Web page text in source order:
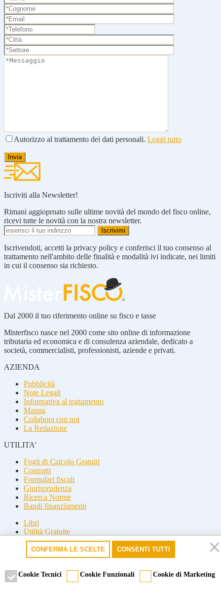
Autorizzo al trattamento dei dati personali. Leggi tutto
Iscriviti alla Newsletter!
Rimani aggioprnato sulle ultime novità del mondo del fisco online,
ricevi tutte le novità con la nostra newsletter.
Iscrivendoti, accetti la privacy policy e conferisci il tuo consenso al
trattamento nell'ambito delle finalità e modalità ivi indicate, nei limiti
in cui il consenso sia richiesto.
Dal 2000 il tuo riferimento online su fisco e tasse
Misterfisco nasce nel 2000 come sito online di informazione
tributaria ed economica e di consulenza aziendale, dedicato a
società, commercialisti, professionisti, aziende e privati.
AZIENDA
Pubblicità
Note Legali
Informativa al trattamento
Mappa
Collabora con noi
La Redazione
UTILITA'
Fogli di Calcolo Gratuiti
Contratti
Formulari fiscali
Giurisprudenza
Ricerca Norme
Bandi finanziamenti
Libri
Utilità Gratuite
Guide fiscali
Seguici
Seguici
CONFERMA LE SCELTE CONSENTI TUTTI
Cookie Tecnici Cookie Funzionali Cookie di Marketing